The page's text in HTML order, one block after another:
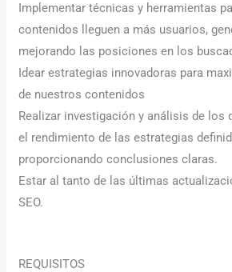
Implementar técnicas y herramientas
contenidos lleguen a más usuarios,
mejorando las posiciones en los
Idear estrategias innovadoras para
de nuestros contenidos
Realizar investigación y análisis de los
el rendimiento de las estrategias
proporcionando conclusiones claras.
Estar al tanto de las últimas
SEO.
REQUISITOS